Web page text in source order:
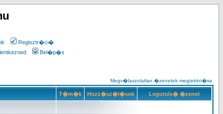
Regisztr�ci�
Bel�p�s
Megv�laszolatlan �zenetek megtekint�se
T�m�k Hozz�sz�l�sok Legutols� �zenet